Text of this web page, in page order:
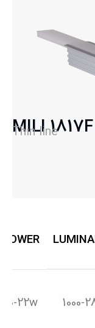
MILI 1817F
Thin line
POWER
1000-
10-22w